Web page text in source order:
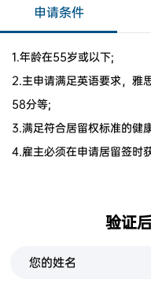
申请条件
1.年龄在55岁或以下;
2.主申请满足英语要求，雅
58分等;
3.满足符合居留权标准的健
4.雇主必须在申请居留签时
验证